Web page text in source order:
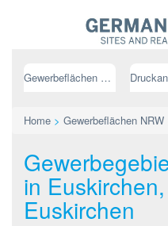
Gewerbeflächen NRW
Home > Gewerbeflächen NRW
in
Euskirchen